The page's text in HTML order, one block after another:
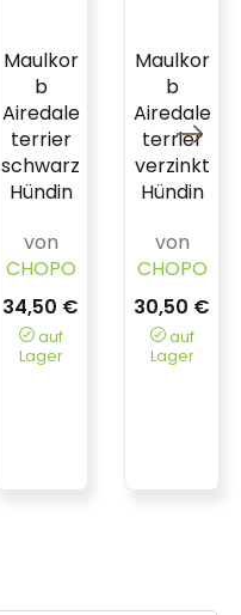
Maulkor
b
Airedale
terrier
schwarz
Hündin
von
CHOPO
34,50 €
auf
Lager
Maulkor
b
Airedale
terrier
verzinkt
Hündin
von
CHOPO
30,50 €
auf
Lager